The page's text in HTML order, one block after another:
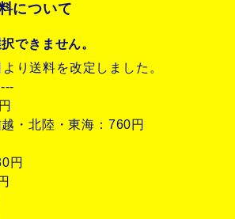
について
できません。
り送料を改定しました。
・北陸・東海：760円
円